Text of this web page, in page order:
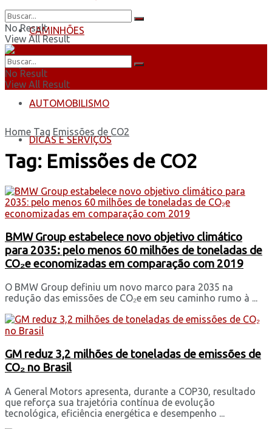
CAMINHÕES
ÔNIBUS
AUTOMOBILISMO
DICAS E SERVIÇOS
No Result
View All Result
No Result
View All Result
Home Tag Emissões de CO2
Tag: Emissões de CO2
BMW Group estabelece novo objetivo climático
para 2035: pelo menos 60 milhões de toneladas de
CO₂e economizadas em comparação com 2019
O BMW Group definiu um novo marco para 2035 na
redução das emissões de CO₂e em seu caminho rumo à ...
GM reduz 3,2 milhões de toneladas de emissões de
CO₂ no Brasil
A General Motors apresenta, durante a COP30, resultado
que reforça sua trajetória contínua de evolução
tecnológica, eficiência energética e desempenho ...